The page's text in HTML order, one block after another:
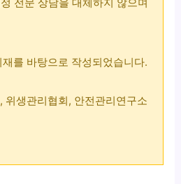
전문 상담을 대체하지 않으며
를 바탕으로 작성되었습니다.
위생관리협회, 안전관리연구소